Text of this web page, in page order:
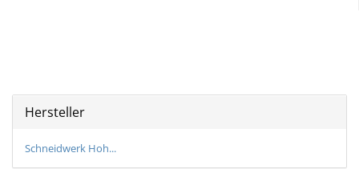
Hersteller
Schneidwerk Hoh...